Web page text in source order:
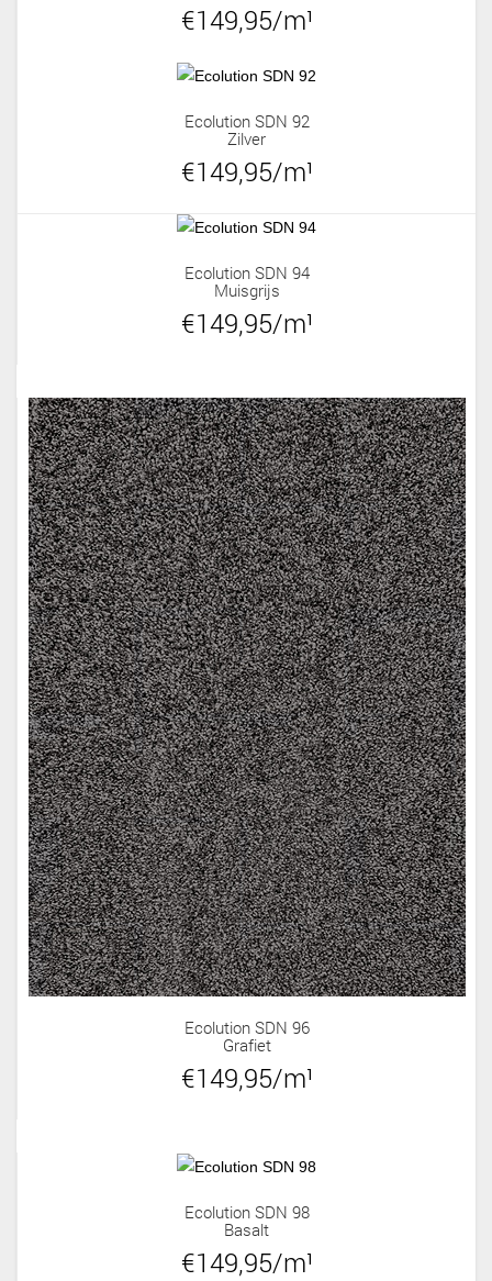
€149,95/m¹
Ecolution SDN 92
Zilver
€149,95/m¹
Ecolution SDN 94
Muisgrijs
€149,95/m¹
Ecolution SDN 96
Grafiet
€149,95/m¹
Ecolution SDN 98
Basalt
€149,95/m¹